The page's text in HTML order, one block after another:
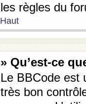
les règles du
Haut
» Qu’est-ce
Le BBCode est
très bon